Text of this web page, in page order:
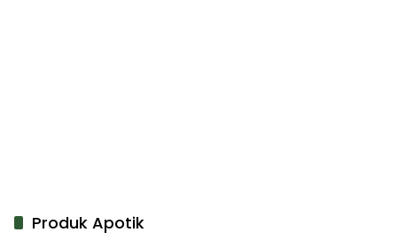
Produk Apotik